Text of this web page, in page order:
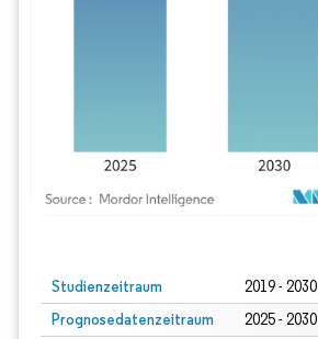
Studienzeitraum 2019 - 2030
Prognosedatenzeitraum 2025 - 2030